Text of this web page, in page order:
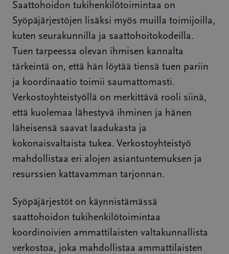
Saattohoidon tukihenkilötoimintaa on
Syöpäjärjestöjen lisäksi myös muilla toimijoilla,
kuten seurakunnilla ja saattohoitokodeilla.
Tuen tarpeessa olevan ihmisen kannalta
tärkeintä on, että hän löytää tiensä tuen pariin
ja koordinaatio toimii saumattomasti.
Verkostoyhteistyöllä on merkittävä rooli siinä,
että kuolemaa lähestyvä ihminen ja hänen
läheisensä saavat laadukasta ja
kokonaisvaltaista tukea. Verkostoyhteistyö
mahdollistaa eri alojen asiantuntemuksen ja
resurssien kattavamman tarjonnan.
Syöpäjärjestöt on käynnistämässä
saattohoidon tukihenkilötoimintaa
koordinoivien ammattilaisten valtakunnallista
verkostoa, joka mahdollistaa ammattilaisten